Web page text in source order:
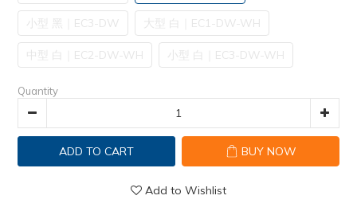
小型 黑｜EC3-DW 大型 白｜EC1-DW-WH
中型 白｜EC2-DW-WH 小型 白｜EC3-DW-WH
Quantity
ADD TO CART BUY NOW
Add to Wishlist